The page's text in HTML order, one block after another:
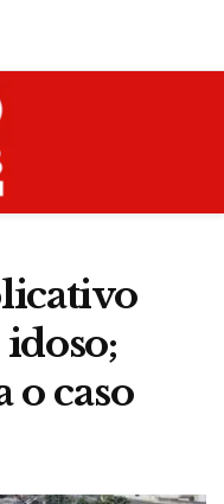
o caso